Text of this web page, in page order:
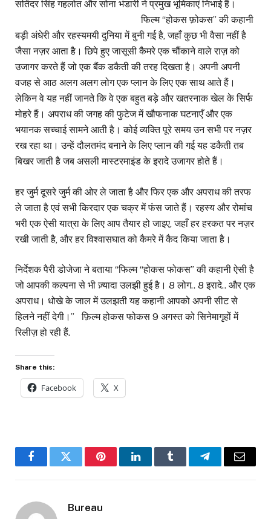
सतिंदर सिंह गहलोत और सोना भंडारी ने प्रमुख भूमिकाएं निभाई हैं।
फिल्म “होकस फ़ोकस” की कहानी
बड़ी अंधेरी और रहस्यमयी दुनिया में बुनी गई है, जहाँ कुछ भी वैसा नहीं है
जैसा नज़र आता है। छिपे हुए जासूसी कैमरे एक चौंकाने वाले राज़ को
उजागर करते हैं जो एक बैंक डकैती की तरह दिखता है। अपनी अपनी
वजह से आठ अलग अलग लोग एक प्लान के लिए एक साथ आते हैं।
लेकिन वे यह नहीं जानते कि वे एक बहुत बड़े और खतरनाक खेल के सिर्फ
मोहरे हैं। अपराध की जगह की फुटेज में खौफनाक घटनाएँ और एक
भयानक सच्चाई सामने आती है। कोई व्यक्ति पूरे समय उन सभी पर नज़र
रख रहा था। उन्हें दौलतमंद बनाने के लिए प्लान की गई यह डकैती तब
बिखर जाती है जब असली मास्टरमाइंड के इरादे उजागर होते हैं।
हर जुर्म दूसरे जुर्म की ओर ले जाता है और फिर एक और अपराध की तरफ
ले जाता है एवं सभी किरदार एक चक्र में फंस जाते हैं। रहस्य और रोमांच
भरी एक ऐसी यात्रा के लिए आप तैयार हो जाइए, जहाँ हर हरकत पर नज़र
रखी जाती है, और हर विश्वासघात को कैमरे में कैद किया जाता है।
निर्देशक पैरी डोजेजा ने बताया “फिल्म “होकस फोकस” की कहानी ऐसी है
जो आपकी कल्पना से भी ज़्यादा उलझी हुई है। 8 लोग.. 8 इरादे.. और एक
अपराध। धोखे के जाल में उलझती यह कहानी आपको अपनी सीट से
हिलने नहीं देगी।” फ़िल्म होकस फोकस 9 अगस्त को सिनेमागृहों में
रिलीज़ हो रही हैं.
Share this:
Facebook X
FacebookTwitter PinterestLinkedInTumblr TelegramEmail
Bureau